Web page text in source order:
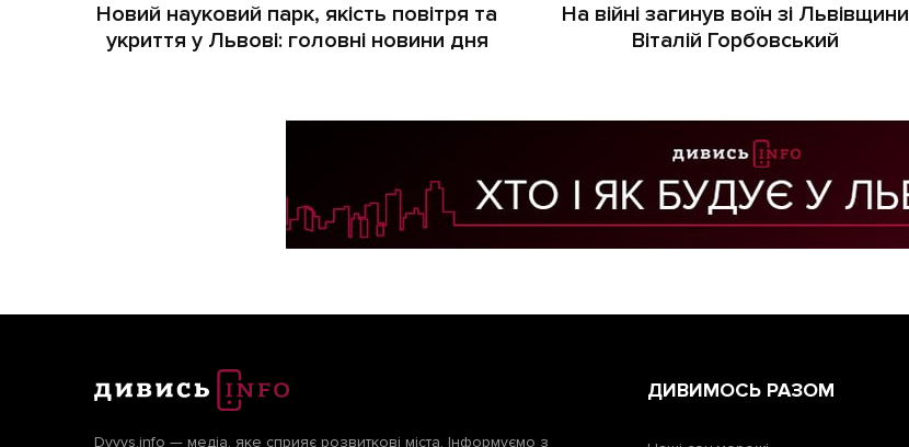
Новий науковий парк, якість повітря та
укриття у Львові: головні новини дня
На війні загинув воїн зі Львівщини
Віталій Горбовський
Dyvys.info — медіа, яке сприяє розвиткові міста. Інформуємо з
ДИВИМОСЬ РАЗОМ